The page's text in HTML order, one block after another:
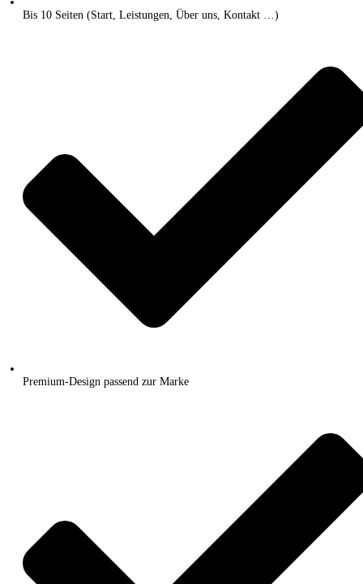
Bis 10 Seiten (Start, Leistungen, Über uns, Kontakt …)
Premium-Design passend zur Marke